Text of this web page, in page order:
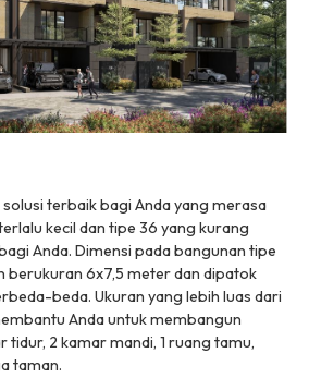
terbaik bagi Anda yang merasa
kecil dan tipe 36 yang kurang
Anda. Dimensi pada bangunan tipe
berukuran 6x7,5 meter dan dipatok
beda. Ukuran yang lebih luas dari
Anda untuk membangun
tidur, 2 kamar mandi, 1 ruang tamu,
taman.